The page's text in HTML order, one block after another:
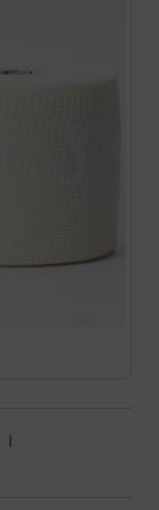
|